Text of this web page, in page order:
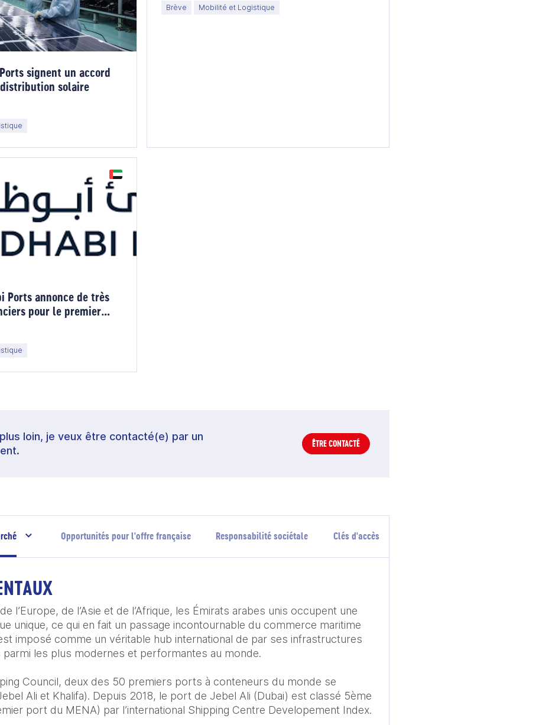
signent un accord
solaire
Brève Mobilité et Logistique
Ports annonce de très
pour le premier
loin, je veux être contacté(e) par un
ÊTRE CONTACTÉ
Opportunités pour l'offre française Responsabilité sociétale Clés d'accès
l’Europe, de l’Asie et de l’Afrique, les Émirats arabes unis occupent une
unique, ce qui en fait un passage incontournable du commerce maritime
imposé comme un véritable hub international de par ses infrastructures
les plus modernes et performantes au monde.​
Council, deux des 50 premiers ports à conteneurs du monde se
Ali et Khalifa). Depuis 2018, le port de Jebel Ali (Dubai) est classé 5ème
port du MENA) par l’international Shipping Centre Developement Index.​